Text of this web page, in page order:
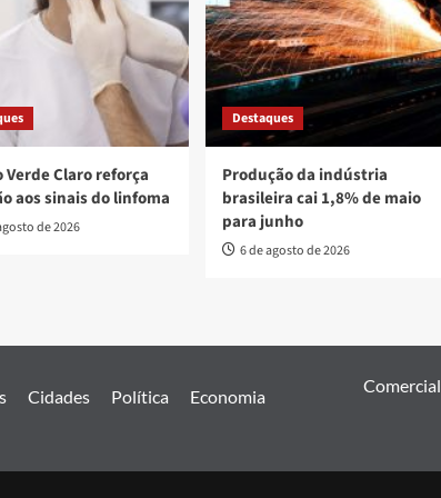
Verde Claro reforça
aos sinais do linfoma
de 2026
Destaques
Produção da indústria
brasileira cai 1,8% de maio
para junho
6 de agosto de 2026
Cidades Política
Economia
Comercial